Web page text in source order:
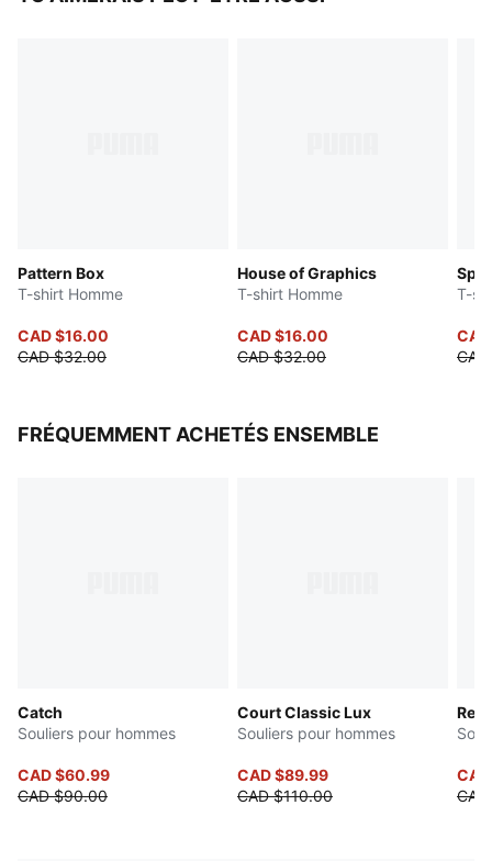
Pattern Box
T-shirt Homme
CAD $16.00
CAD $32.00
House of Graphics
T-shirt Homme
CAD $16.00
CAD $32.00
T-
FRÉQUEMMENT ACHETÉS ENSEMBLE
Catch
Souliers pour hommes
CAD $60.99
CAD $90.00
Court Classic Lux
Souliers pour hommes
CAD $89.99
CAD $110.00